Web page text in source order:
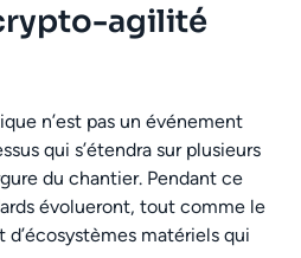
agilité
n’est pas un événement
qui s’étendra sur plusieurs
du chantier. Pendant ce
évolueront, tout comme le
d’écosystèmes matériels qui